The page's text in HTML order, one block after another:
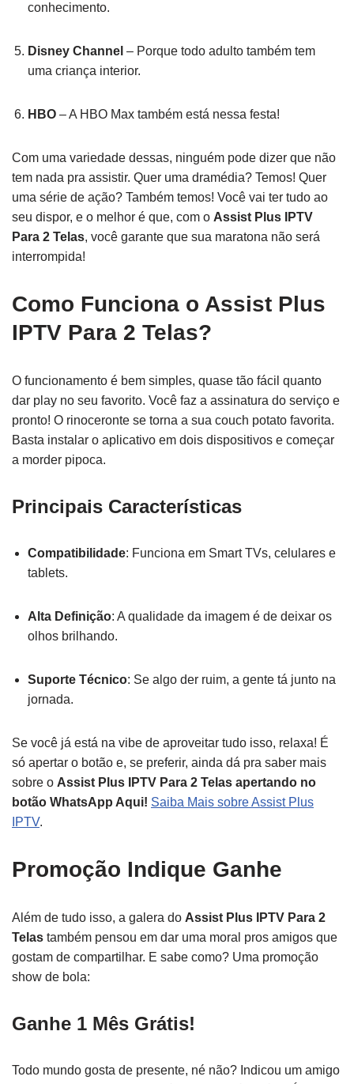
conhecimento.
Disney Channel – Porque todo adulto também tem
uma criança interior.
HBO – A HBO Max também está nessa festa!
Com uma variedade dessas, ninguém pode dizer que não
tem nada pra assistir. Quer uma dramédia? Temos! Quer
uma série de ação? Também temos! Você vai ter tudo ao
seu dispor, e o melhor é que, com o Assist Plus IPTV
Para 2 Telas, você garante que sua maratona não será
interrompida!
Como Funciona o Assist Plus
IPTV Para 2 Telas?
O funcionamento é bem simples, quase tão fácil quanto
dar play no seu favorito. Você faz a assinatura do serviço e
pronto! O rinoceronte se torna a sua couch potato favorita.
Basta instalar o aplicativo em dois dispositivos e começar
a morder pipoca.
Principais Características
Compatibilidade: Funciona em Smart TVs, celulares e
tablets.
Alta Definição: A qualidade da imagem é de deixar os
olhos brilhando.
Suporte Técnico: Se algo der ruim, a gente tá junto na
jornada.
Se você já está na vibe de aproveitar tudo isso, relaxa! É
só apertar o botão e, se preferir, ainda dá pra saber mais
sobre o Assist Plus IPTV Para 2 Telas apertando no
botão WhatsApp Aqui! Saiba Mais sobre Assist Plus
IPTV.
Promoção Indique Ganhe
Além de tudo isso, a galera do Assist Plus IPTV Para 2
Telas também pensou em dar uma moral pros amigos que
gostam de compartilhar. E sabe como? Uma promoção
show de bola:
Ganhe 1 Mês Grátis!
Todo mundo gosta de presente, né não? Indicou um amigo